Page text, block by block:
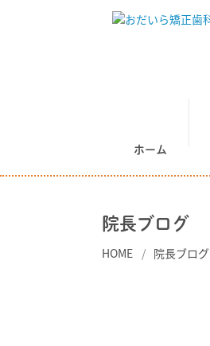
ホーム
院長ブログ
HOME 院長ブログ